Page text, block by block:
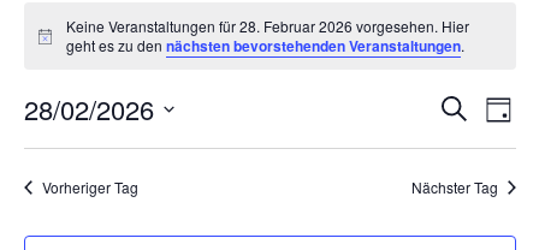
für
Februar
Hinweis
Keine Veranstaltungen für 28. Februar 2026 vorgesehen. Hier
geht es zu dennächsten bevorstehenden Veranstaltungen.
Suche
und
SucheTag
28/02/2026
Datum
Vorheriger Tag Nächster Tag